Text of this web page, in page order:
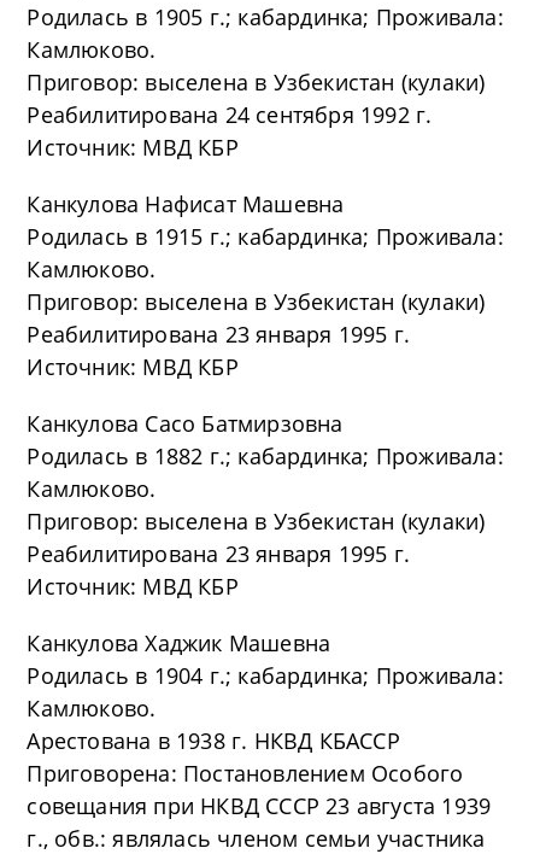
Родилась в 1905 г.; кабардинка; Проживала:
Камлюково.
Приговор: выселена в Узбекистан (кулаки)
Реабилитирована 24 сентября 1992 г.
Источник: МВД КБР
Канкулова Нафисат Машевна
Родилась в 1915 г.; кабардинка; Проживала:
Камлюково.
Приговор: выселена в Узбекистан (кулаки)
Реабилитирована 23 января 1995 г.
Источник: МВД КБР
Канкулова Сасо Батмирзовна
Родилась в 1882 г.; кабардинка; Проживала:
Камлюково.
Приговор: выселена в Узбекистан (кулаки)
Реабилитирована 23 января 1995 г.
Источник: МВД КБР
Канкулова Хаджик Машевна
Родилась в 1904 г.; кабардинка; Проживала:
Камлюково.
Арестована в 1938 г. НКВД КБАССР
Приговорена: Постановлением Особого
совещания при НКВД СССР 23 августа 1939
г., обв.: являлась членом семьи участника